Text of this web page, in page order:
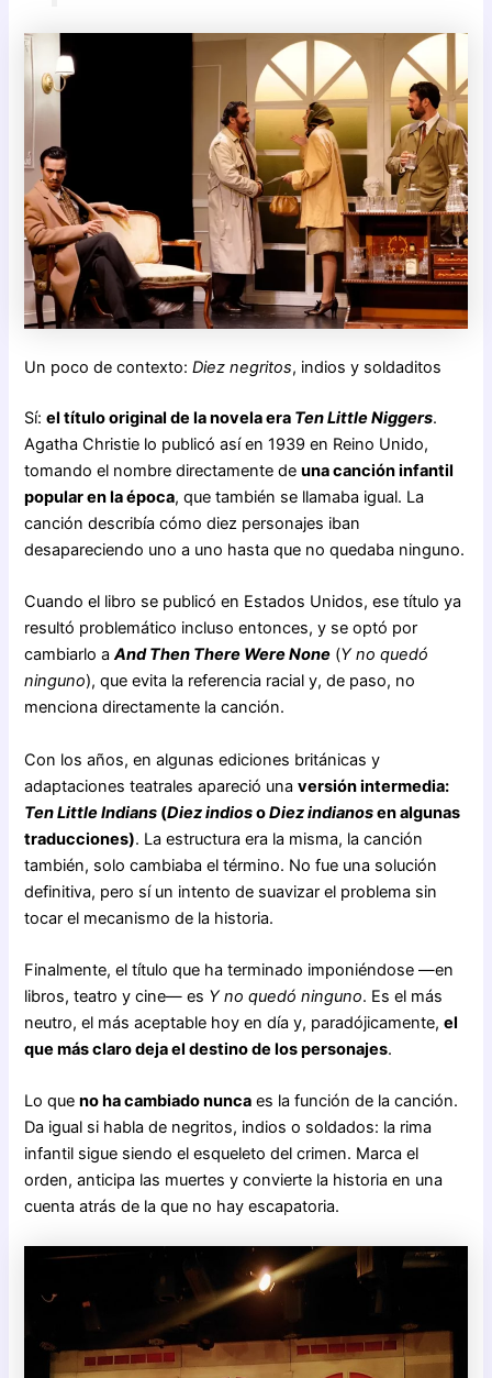
Un poco de contexto:Diez negritos, indios y soldaditos
Sí:el título original de la novela era Ten Little Niggers.
Agatha Christie lo publicó así en 1939 en Reino Unido,
tomando el nombre directamente deuna canción infantil
popular en la época, que también se llamaba igual. La
canción describía cómo diez personajes iban
desapareciendo uno a uno hasta que no quedaba ninguno.
Cuando el libro se publicó en Estados Unidos, ese título ya
resultó problemático incluso entonces, y se optó por
cambiarlo aAnd Then There Were None (Y no quedó
ninguno), que evita la referencia racial y, de paso, no
menciona directamente la canción.
Con los años, en algunas ediciones británicas y
adaptaciones teatrales apareció unaversión intermedia:
Ten Little Indians (Diez indiosoDiez indianosen algunas
traducciones). La estructura era la misma, la canción
también, solo cambiaba el término. No fue una solución
definitiva, pero sí un intento de suavizar el problema sin
tocar el mecanismo de la historia.
Finalmente, el título que ha terminado imponiéndose —en
libros, teatro y cine— es Y no quedó ninguno. Es el más
neutro, el más aceptable hoy en día y, paradójicamente,el
que más claro deja el destino de los personajes.
Lo queno ha cambiado nunca es la función de la canción.
Da igual si habla de negritos, indios o soldados: la rima
infantil sigue siendo el esqueleto del crimen. Marca el
orden, anticipa las muertes y convierte la historia en una
cuenta atrás de la que no hay escapatoria.